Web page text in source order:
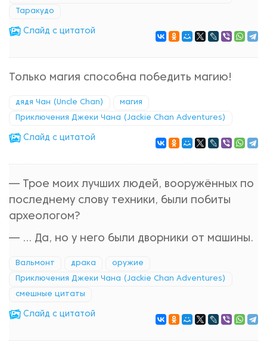
Таракудо
Cлайд с цитатой
Только магия способна победить магию!
дядя Чан (Uncle Chan) магия
Приключения Джеки Чана (Jackie Chan Adventures)
Cлайд с цитатой
— Трое моих лучших людей, вооружённых по
последнему слову техники, были побиты
археологом?
— ... Да, но у него были дворники от машины.
Вальмонт драка оружие
Приключения Джеки Чана (Jackie Chan Adventures)
смешные цитаты
Cлайд с цитатой